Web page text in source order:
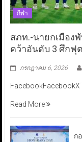
กีฬา
สภท.-นายกเมือง
คว้าอันดับ 3 ศึกฟุ
กรกฎาคม 6, 2026
Read More
ก